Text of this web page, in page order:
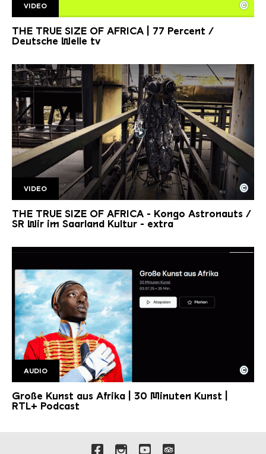
77 Percent.
Copyright: Deutsche Welle
©
VIDEO
THE TRUE SIZE OF AFRICA | 77 Percent /
Deutsche Welle tv
SR Kongoastronauts
Copyright: Saarländischer Rundfunk
©
VIDEO
THE TRUE SIZE OF AFRICA - Kongo Astronauts /
SR Wir im Saarland Kultur - extra
Große Kunst aus Afrika RTL+ 30 min kunst
Copyright: Jens Trocha |RTL+
©
AUDIO
Große Kunst aus Afrika | 30 Minuten Kunst |
RTL+ Podcast
Verlinkungen zu unseren